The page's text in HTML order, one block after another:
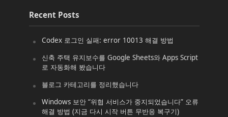
Recent Posts
Codex 로그인 실패: error 10013 해결 방법
신축 주택 유지보수를 Google Sheets와 Apps Script
로 자동화해 봤습니다
블로그 카테고리를 정리했습니다
Windows 보안 “위협 서비스가 중지되었습니다” 오류
해결 방법 (지금 다시 시작 버튼 무반응 복구기)